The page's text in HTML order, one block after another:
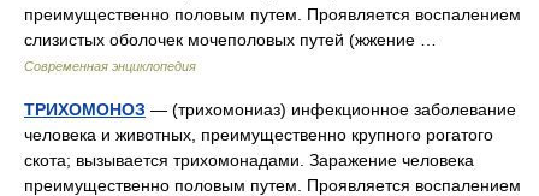
преимущественно половым путем. Проявляется воспалением
слизистых оболочек мочеполовых путей (жжение …
Современная энциклопедия
ТРИХОМОНОЗ — (трихомониаз) инфекционное заболевание
человека и животных, преимущественно крупного рогатого
скота; вызывается трихомонадами. Заражение человека
преимущественно половым путем. Проявляется воспалением